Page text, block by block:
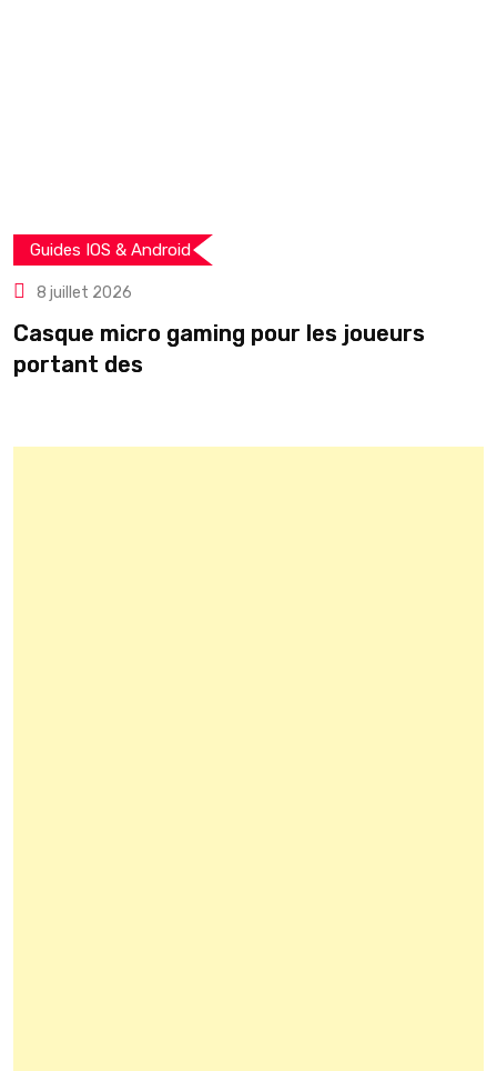
Guides IOS & Android
8 juillet 2026
Casque micro gaming pour les joueurs
portant des